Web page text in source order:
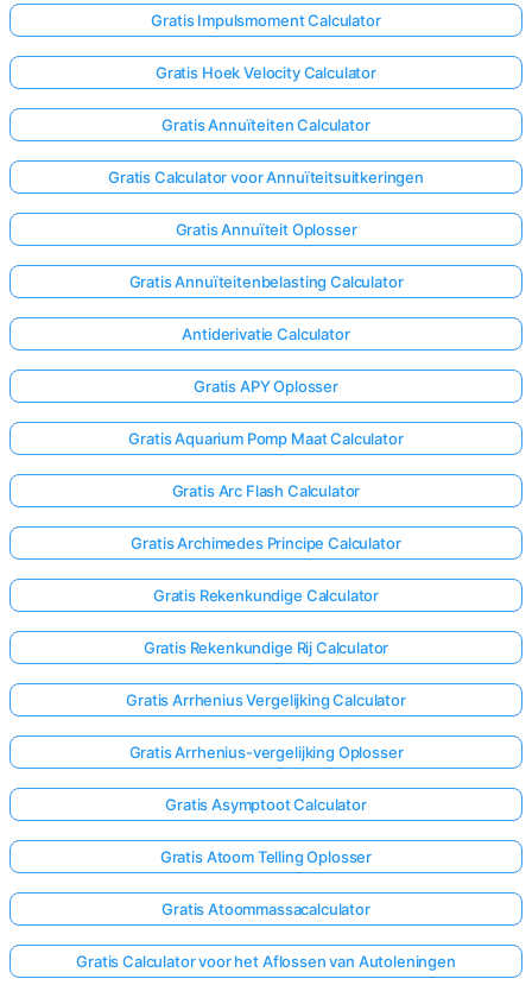
Nog
Stel
Je
Eerste
Vraag
Gratis Impulsmoment Calculator
Gratis Hoek Velocity Calculator
Gratis Annuïteiten Calculator
Gratis Calculator voor Annuïteitsuitkeringen
Gratis Annuïteit Oplosser
Gratis Annuïteitenbelasting Calculator
Antiderivatie Calculator
Gratis APY Oplosser
Gratis Aquarium Pomp Maat Calculator
Gratis Arc Flash Calculator
Gratis Archimedes Principe Calculator
Gratis Rekenkundige Calculator
Gratis Rekenkundige Rij Calculator
Gratis Arrhenius Vergelijking Calculator
Gratis Arrhenius-vergelijking Oplosser
Gratis Asymptoot Calculator
Gratis Atoom Telling Oplosser
Gratis Atoommassacalculator
Gratis Calculator voor het Aflossen van Autoleningen